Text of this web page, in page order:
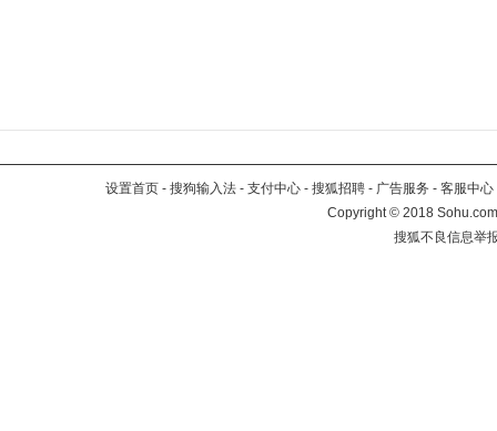
设置首页 - 搜狗输入法 - 支付中心 - 搜狐招聘 - 广告服务 - 客服中心
Copyright©2018
搜狐不良信息举